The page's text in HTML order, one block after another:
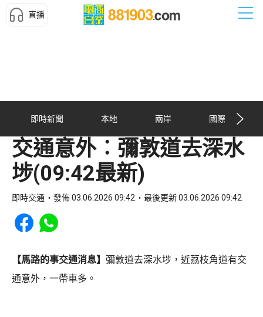
直播
即時新聞 本地 兩岸 國際
交通意外︰彌敦道去深水
埗(09:42最新)
即時交通 發佈 03.06.2026 09:42 最後更新 03.06.2026 09:42
Share to Facebook
Share to WhatsApp
【馬路的事交通消息】 彌敦道去深水埗，近茘枝角道有交
通意外，一帶車多。